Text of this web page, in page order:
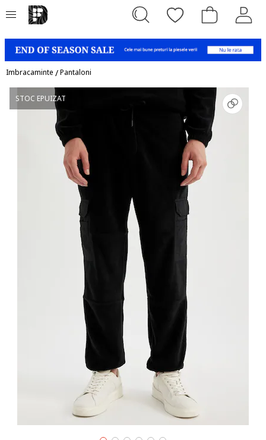
Imbracaminte /Pantaloni
STOC EPUIZAT